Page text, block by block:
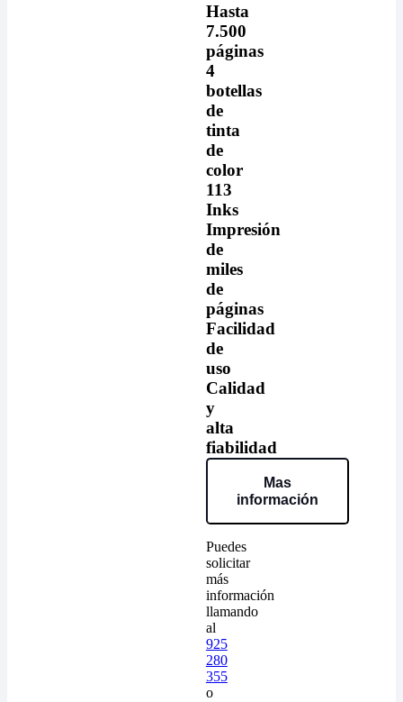
Hasta
7.500
páginas
4
botellas
de
tinta
de
color
113
Inks
Impresión
de
miles
de
páginas
Facilidad
de
uso
Calidad
y
alta
fiabilidad
Mas
información
Puedes
solicitar
más
información
llamando
al
925
280
355
o